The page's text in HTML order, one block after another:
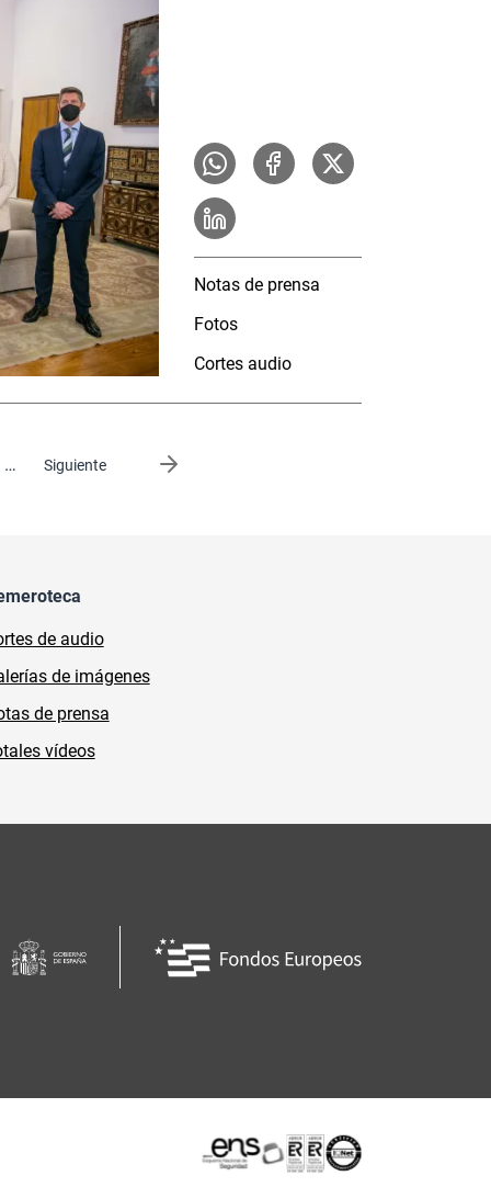
Notas de prensa
Fotos
Cortes audio
… Siguiente
página
de audio
de imágenes
de prensa
vídeos
Certificaciones